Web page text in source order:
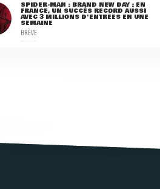
SPIDER-MAN : BRAND NEW DAY : EN
FRANCE, UN SUCCÈS RECORD AUSSI
AVEC 3 MILLIONS D'ENTRÉES EN UNE
SEMAINE
BRÈVE